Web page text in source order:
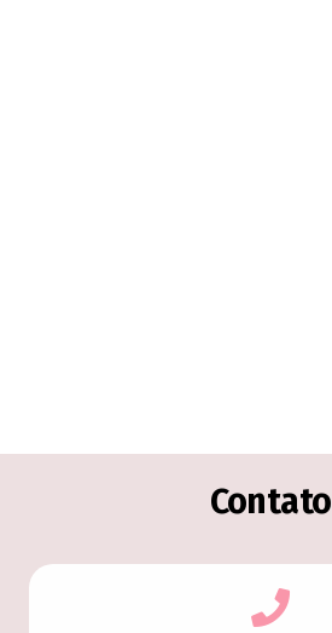
Contato